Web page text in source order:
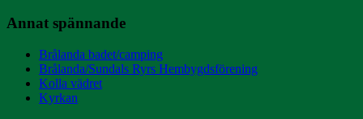
Annat spännande
Brålanda badet/camping
Brålanda/Sundals Ryrs Hembygdsförening
Kolla vädret
Kyrkan